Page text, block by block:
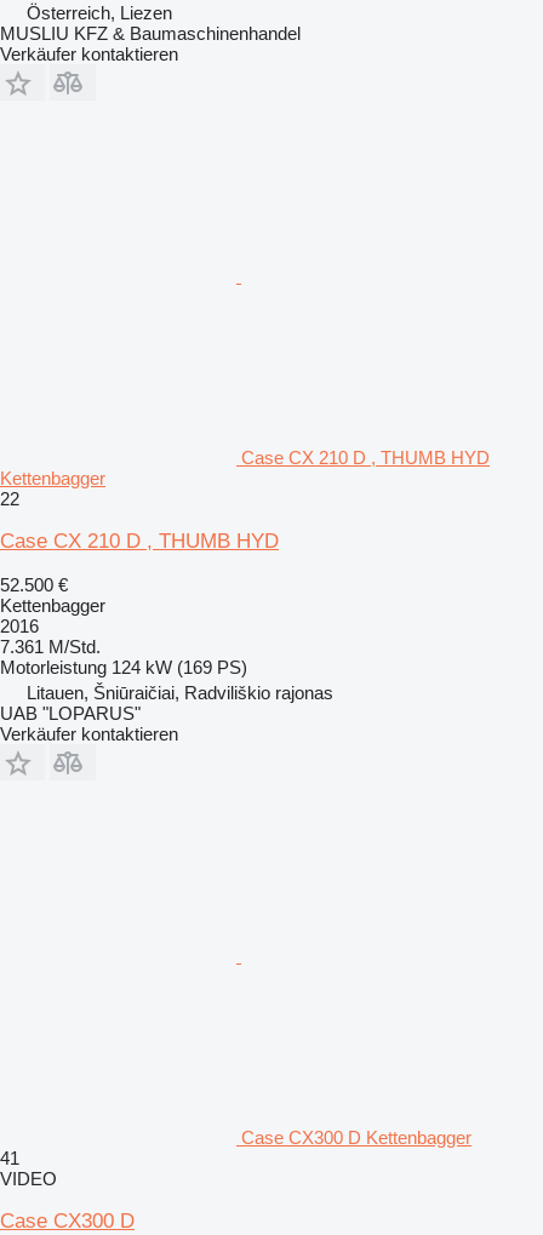
Österreich, Liezen
MUSLIU KFZ & Baumaschinenhandel
Verkäufer kontaktieren
Case CX 210 D , THUMB HYD
Kettenbagger
22
Case CX 210 D , THUMB HYD
52.500 €
Kettenbagger
2016
7.361 M/Std.
Motorleistung 124 kW (169 PS)
Litauen, Šniūraičiai, Radviliškio rajonas
UAB "LOPARUS"
Verkäufer kontaktieren
Case CX300 D Kettenbagger
41
VIDEO
Case CX300 D